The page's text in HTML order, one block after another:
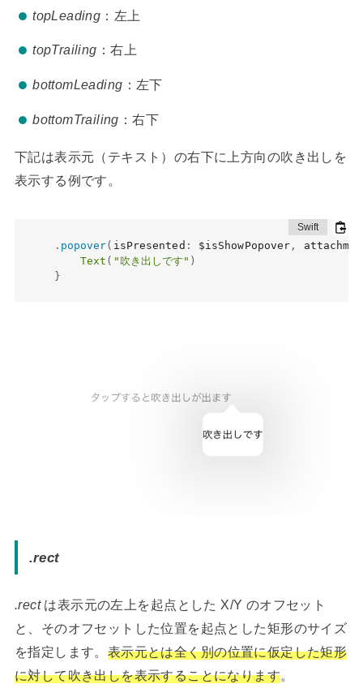
topLeading ：左上
topTrailing ：右上
bottomLeading ：左下
bottomTrailing ：右下
下記は表示元（テキスト）の右下に上方向の吹き出しを
表示する例です。
. popover( isPresented : $isShowPopover ,
Text ( "吹き出しです" )
}
.rect
.rectは表示元の左上を起点とした X/Y のオフセット
と、そのオフセットした位置を起点とした矩形のサイズ
を指定します。 表示元とは全く別の位置に仮定した矩形
に対して吹き出しを表示することになります。